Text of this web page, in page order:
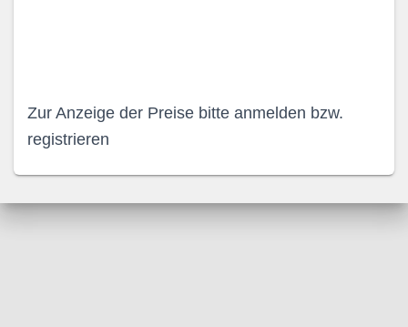
Zur Anzeige der Preise bitte anmelden bzw.
registrieren